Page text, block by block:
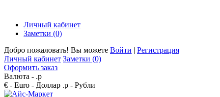
Личный кабинет
Заметки (0)
Добро пожаловать! Вы можете Войти | Регистрация
Личный кабинет Заметки (0)
Оформить заказ
Валюта - .р
€ - Euro - Доллар .р - Рубли